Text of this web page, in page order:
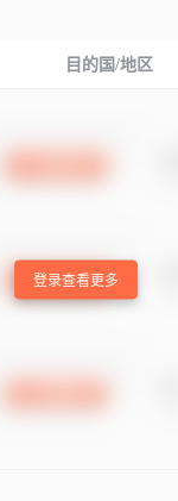
目的国/地区
登录查看更多